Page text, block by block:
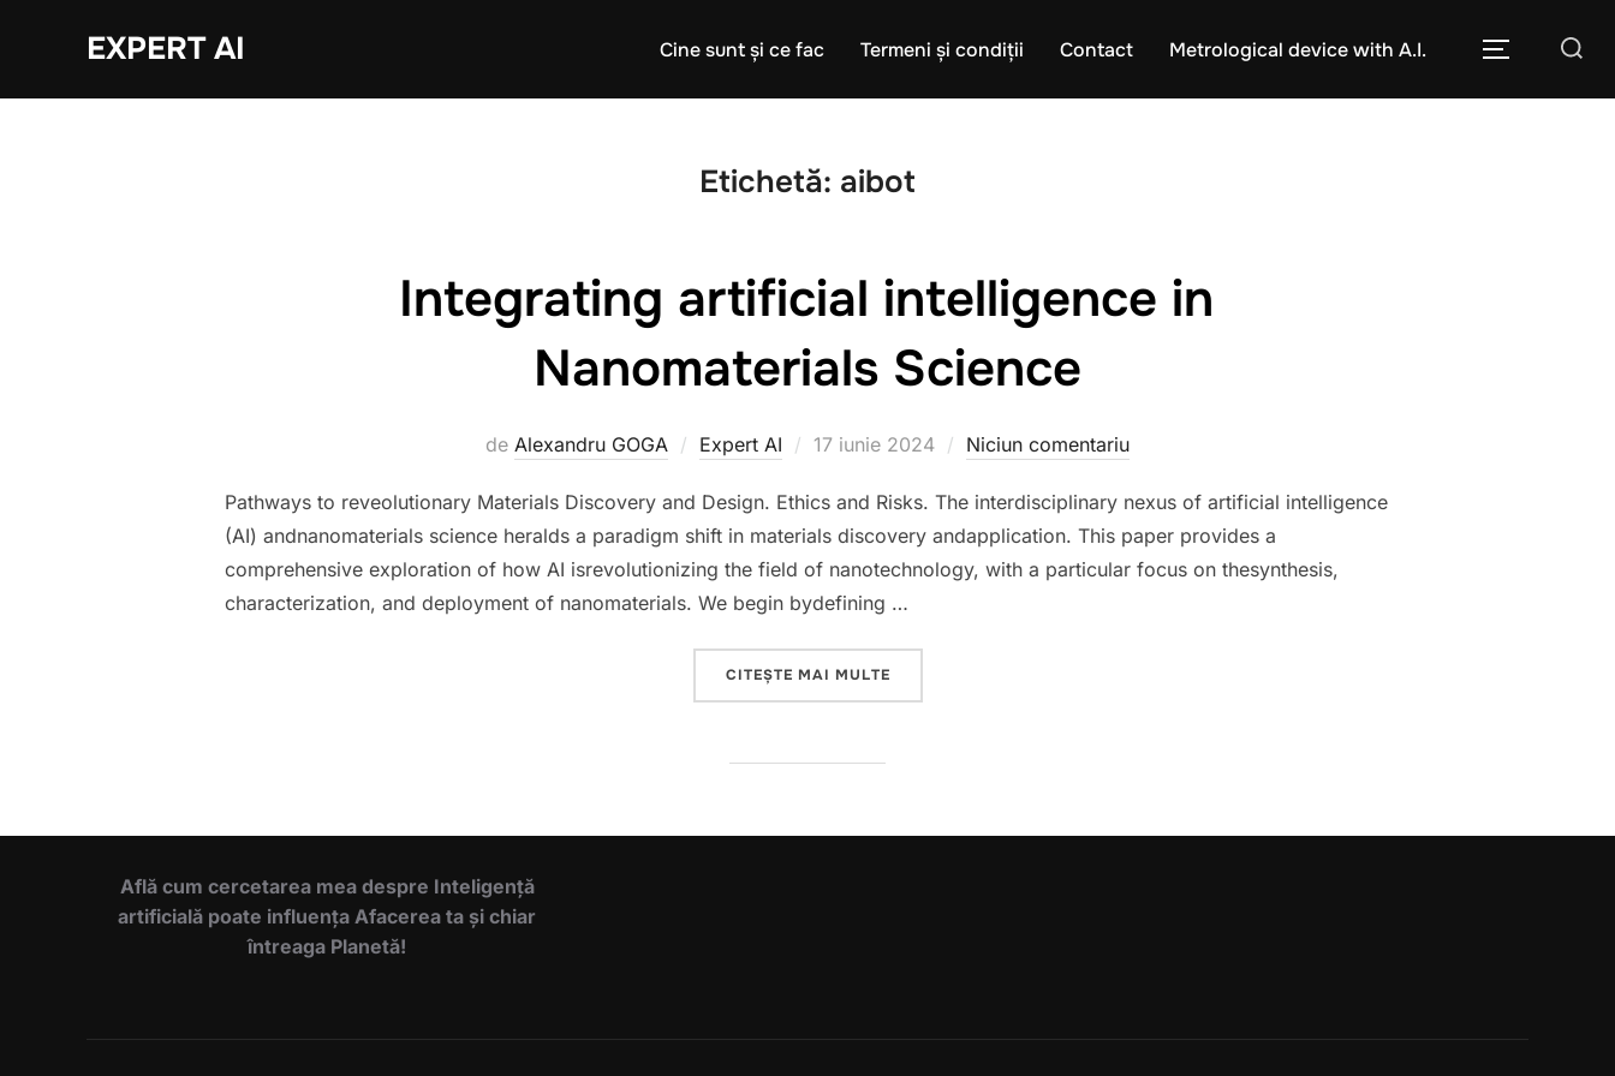
EXPERT AI Cine sunt și ce fac Termeni și condiții Contact Metrological device with A.I.
Caută COMUTĂ
Etichetă: aibot
Integrating artificial intelligence in
Nanomaterials Science
de Alexandru GOGA Expert AI
Publicat
17 iunie 2024 Niciun comentariu
Pathways to reveolutionary Materials Discovery and Design. Ethics and Risks. The interdisciplinary nexus of artificial intelligence
(AI) andnanomaterials science heralds a paradigm shift in materials discovery andapplication. This paper provides a
comprehensive exploration of how AI isrevolutionizing the field of nanotechnology, with a particular focus on thesynthesis,
characterization, and deployment of nanomaterials. We begin bydefining …
CITEȘTE MAI MULTE„INTEGRATING ARTIFICIAL INTELLIGENCE IN NANOMATERIALS SCIENCE”
Află cum cercetarea mea despre Inteligență
artificială poate influența Afacerea ta și chiar
întreaga Planetă!